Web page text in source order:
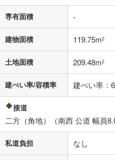
専有面積 -
建物面積 119.75m2
土地面積 209.48m2
建ぺい率/容積率 建ぺい率：
接道
二方（角地）（南西 公道 幅員
私道負担 なし